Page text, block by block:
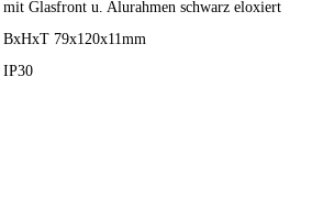
mit Glasfront u. Alurahmen schwarz eloxiert
BxHxT 79x120x11mm
IP30